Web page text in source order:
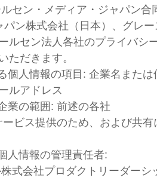
セン・メディア・ジャパン合
パン株式会社（日本）、グレ
ルセン法人各社のプライバシ
ただきます。
個人情報の項目: 企業名また
ルアドレス
業の範囲: 前述の各社
ビス提供のため、および共
人情報の管理責任者:
式会社プロダクトリーダーシ